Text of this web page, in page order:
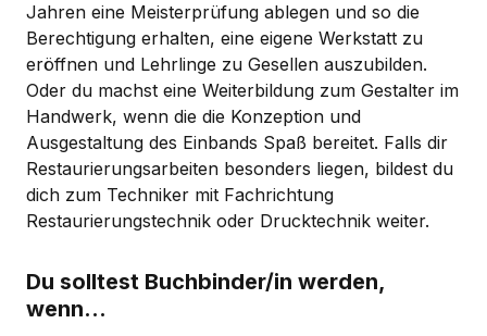
Jahren eine Meisterprüfung ablegen und so die
Berechtigung erhalten, eine eigene Werkstatt zu
eröffnen und Lehrlinge zu Gesellen auszubilden.
Oder du machst eine Weiterbildung zum Gestalter im
Handwerk, wenn die die Konzeption und
Ausgestaltung des Einbands Spaß bereitet. Falls dir
Restaurierungsarbeiten besonders liegen, bildest du
dich zum Techniker mit Fachrichtung
Restaurierungstechnik oder Drucktechnik weiter.
Du solltest Buchbinder/in werden,
wenn...